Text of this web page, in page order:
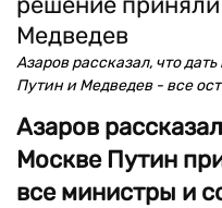
Азаров рассказал, что
Путин и Медведев - все
Азаров
Москве Путин
все министры и